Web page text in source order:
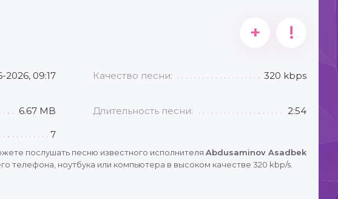
+ !
2026, 09:17 Качество песни: 320 kbps
6.67 MB Длительность песни: 2:54
7
послушать песню известного исполнителя Abdusaminov Asadbek
телефона, ноутбука или компьютера в высоком качестве 320 kbp/s.